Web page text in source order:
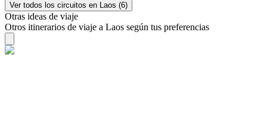
Ver todos los circuitos en Laos (6)
Otras ideas de viaje
Otros itinerarios de viaje a Laos según tus preferencias